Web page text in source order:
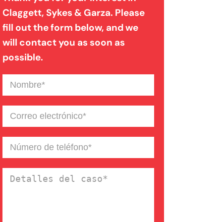
Mordedura de perro
Noticias de la Firma
Un blog de derecho de
Connecticut
Claggett, Sykes & Garza. Please
fill out the form below, and we
will contact you as soon as
possible.
Nombre(Required)
Correo
electrónico(Required)
Número
de
teléfono(Required)
Detalles